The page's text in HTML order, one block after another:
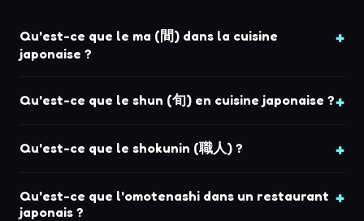
Qu'est-ce que le ma (間) dans la cuisine
japonaise ?
Qu'est-ce que le shun (旬) en cuisine japonaise ?
Qu'est-ce que le shokunin (職人) ?
Qu'est-ce que l'omotenashi dans un restaurant
japonais ?